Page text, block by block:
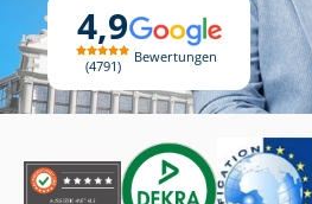
4,9
4791
Bewertungen